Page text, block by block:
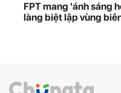
FPT mang 'ánh sáng
làng biệt lập vùng